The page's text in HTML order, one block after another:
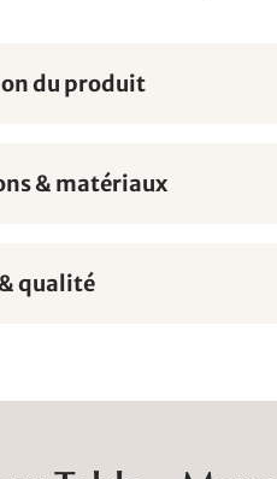
du produit
& matériaux
qualité